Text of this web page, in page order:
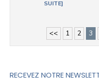
SUITE
<< 1 2 3
RECEVEZ NOTRE